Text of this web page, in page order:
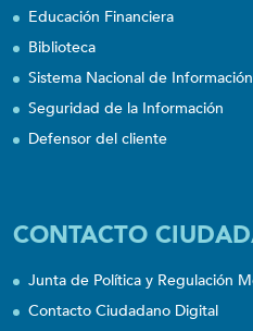
Educación Financiera
Biblioteca
Sistema Nacional de
Seguridad de la Información
Defensor del cliente
CONTACTO
Junta de Política y Regulación
Contacto Ciudadano Digital